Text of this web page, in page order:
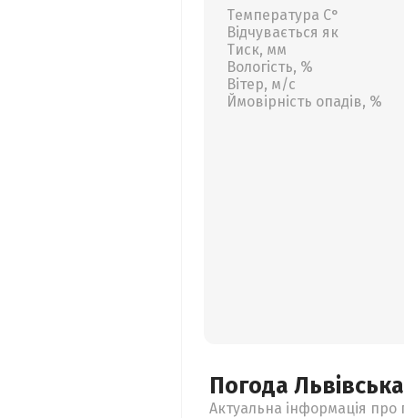
Температура С°
Відчувається як
Тиск, мм
Вологість, %
Вітер, м/с
Ймовірність опадів, %
Погода Львівська
Актуальна інформація про